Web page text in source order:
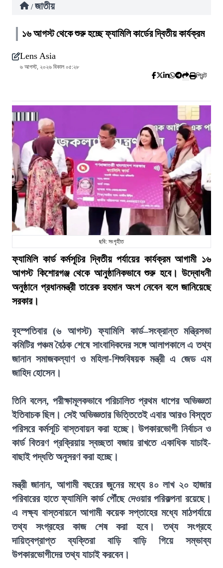
/ জাতীয়
১৬ আগস্ট থেকে শুরু হচ্ছে ফ্যামিলি কার্ডের দ্বিতীয় কার্যক্রম
Lens Asia
৬ আগস্ট, ২০২৬ বিকাল ০৫:২৮
প্রিন্ট
ছবি: সংগৃহীত
ফ্যামিলি কার্ড কর্মসূচির দ্বিতীয় পর্যায়ের কার্যক্রম আগামী ১৬
আগস্ট কিশোরগঞ্জ থেকে আনুষ্ঠানিকভাবে শুরু হবে। উদ্বোধনী
অনুষ্ঠানে প্রধানমন্ত্রী তারেক রহমান অংশ নেবেন বলে জানিয়েছে
সরকার।
বৃহস্পতিবার (৬ আগস্ট) ফ্যামিলি কার্ড–সংক্রান্ত মন্ত্রিসভা
কমিটির পঞ্চম বৈঠক শেষে সাংবাদিকদের সঙ্গে আলাপকালে এ তথ্য
জানান সমাজকল্যাণ ও মহিলা-শিশুবিষয়ক মন্ত্রী এ জেড এম
জাহিদ হোসেন।
তিনি বলেন, পরীক্ষামূলকভাবে পরিচালিত প্রথম ধাপের অভিজ্ঞতা
ইতিবাচক ছিল। সেই অভিজ্ঞতার ভিত্তিতেই এবার আরও বিস্তৃত
পরিসরে কর্মসূচি বাস্তবায়ন করা হচ্ছে। উপকারভোগী নির্বাচন ও
কার্ড বিতরণ প্রক্রিয়ায় স্বচ্ছতা বজায় রাখতে একাধিক যাচাই-
বাছাই পদ্ধতি অনুসরণ করা হচ্ছে।
মন্ত্রী জানান, আগামী বছরের জুনের মধ্যে ৪০ লাখ ২০ হাজার
পরিবারের হাতে ফ্যামিলি কার্ড পৌঁছে দেওয়ার পরিকল্পনা রয়েছে।
এ লক্ষ্য বাস্তবায়নে আগামী কয়েক সপ্তাহের মধ্যে মাঠপর্যায়ে
তথ্য সংগ্রহের কাজ শেষ করা হবে। তথ্য সংগ্রহে
দায়িত্বপ্রাপ্ত ব্যক্তিরা বাড়ি বাড়ি গিয়ে সম্ভাব্য
উপকারভোগীদের তথ্য যাচাই করবেন।